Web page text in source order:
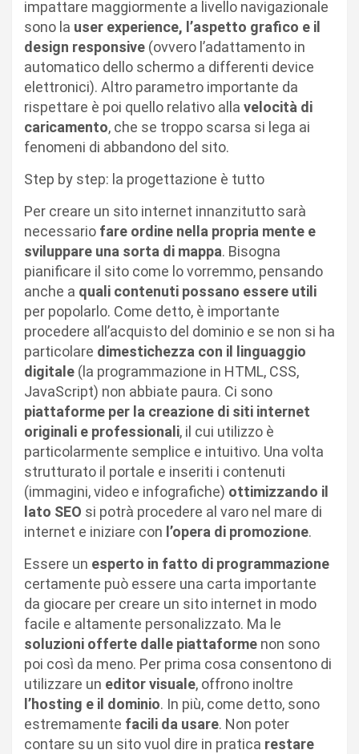
impattare maggiormente a livello navigazionale
sono la user experience, l’aspetto grafico e il
design responsive (ovvero l’adattamento in
automatico dello schermo a differenti device
elettronici). Altro parametro importante da
rispettare è poi quello relativo alla velocità di
caricamento, che se troppo scarsa si lega ai
fenomeni di abbandono del sito.
Step by step: la progettazione è tutto
Per creare un sito internet innanzitutto sarà
necessario fare ordine nella propria mente e
sviluppare una sorta di mappa. Bisogna
pianificare il sito come lo vorremmo, pensando
anche a quali contenuti possano essere utili
per popolarlo. Come detto, è importante
procedere all’acquisto del dominio e se non si ha
particolare dimestichezza con il linguaggio
digitale (la programmazione in HTML, CSS,
JavaScript) non abbiate paura. Ci sono
piattaforme per la creazione di siti internet
originali e professionali, il cui utilizzo è
particolarmente semplice e intuitivo. Una volta
strutturato il portale e inseriti i contenuti
(immagini, video e infografiche) ottimizzando il
lato SEO si potrà procedere al varo nel mare di
internet e iniziare con l’opera di promozione.
Essere un esperto in fatto di programmazione
certamente può essere una carta importante
da giocare per creare un sito internet in modo
facile e altamente personalizzato. Ma le
soluzioni offerte dalle piattaforme non sono
poi così da meno. Per prima cosa consentono di
utilizzare un editor visuale, offrono inoltre
l’hosting e il dominio. In più, come detto, sono
estremamente facili da usare. Non poter
contare su un sito vuol dire in pratica restare